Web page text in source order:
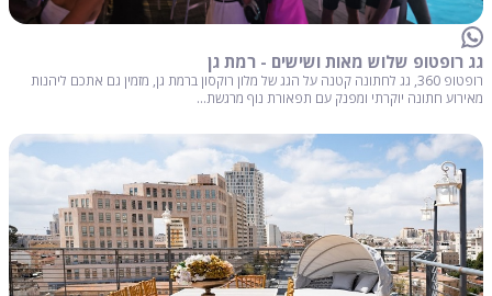
גג רופטופ שלוש מאות ושישים - רמת גן
רופטופ 360, גג לחתונה קטנה על הגג של מלון רוקסון ברמת גן, מזמין גם אתכם ליהנות
מאירוע חתונה יוקרתי ומפנק עם תפאורת נוף מרגשת...